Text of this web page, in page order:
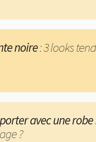
noire: 3 looks
avec une robe
?